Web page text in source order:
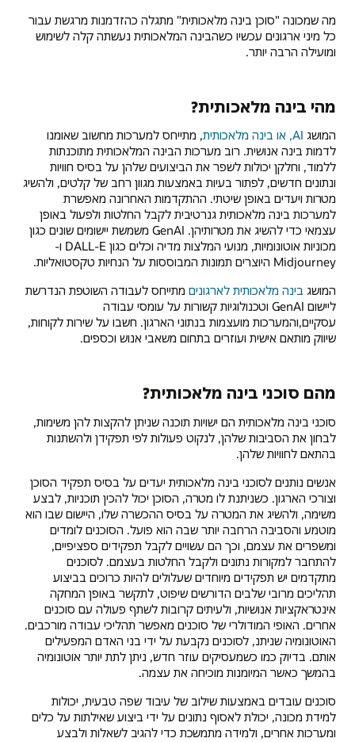
מה שמכונה "סוכן בינה מלאכותית" מתגלה כהזדמנות מרגשת עבור
כל מיני ארגונים עכשיו כשהבינה המלאכותית נעשתה קלה לשימוש
ומועילה הרבה יותר.
מהי בינה מלאכותית?
המושג AI, או בינה מלאכותית
, מתייחס למערכות מחשוב שאומנו
לדמות בינה אנושית. רוב מערכות הבינה המלאכותית מתוכנתות
ללמוד, וחלקן יכולות לשפר את הביצועים שלהן על בסיס חוויות
ונתונים חדשים, לפתור בעיות באמצעות מגוון רחב של קלטים, ולהשיג
מטרות ויעדים באופן שיטתי. ההתקדמות האחרונה מאפשרת
למערכות בינה מלאכותית גנרטיבית לקבל החלטות ולפעול באופן
עצמאי כדי להשיג את מטרותיהן. GenAI משמשת יישומים שונים כגון
מכוניות אוטונומיות, מנועי המלצות מדיה וכלים כגון DALL-E ו-
Midjourney היוצרים תמונות המבוססות על הנחיות טקסטואליות.
המושג בינה מלאכותית לארגונים מתייחס לעבודה השוטפת הנדרשת
ליישום GenAI וטכנולוגיות קשורות על עומסי עבודה
עסקיים,והמערכות מועצמות בנתוני הארגון. חשבו על שירות לקוחות,
שיווק מותאם אישית ועוזרים בתחום משאבי אנוש וכספים.
מהם סוכני בינה מלאכותית?
סוכני בינה מלאכותית הם ישויות תוכנה שניתן להקצות להן משימות,
לבחון את הסביבות שלהן, לנקוט פעולות לפי תפקידן ולהשתנות
בהתאם לחוויות שלהן.
אנשים נותנים לסוכני בינה מלאכותית יעדים על בסיס תפקיד הסוכן
וצורכי הארגון. כשניתנת לו מטרה, הסוכן יכול להכין תוכניות, לבצע
משימה, ולהשיג את המטרה על בסיס ההכשרה שלו, היישום שבו הוא
מוטמע והסביבה הרחבה יותר שבה הוא פועל. הסוכנים לומדים
ומשפרים את עצמם, וכך הם עשויים לקבל תפקידים ספציפיים,
להתחבר למקורות נתונים ולקבל החלטות בעצמם. לסוכנים
מתקדמים יש תפקידים מיוחדים שעלולים להיות כרוכים בביצוע
תהליכים מרובי שלבים הדורשים שיפוט, לתקשר באופן המחקה
אינטראקציות אנושיות, ולעיתים קרובות לשתף פעולה עם סוכנים
אחרים. האופי המודולרי של סוכנים מאפשר תהליכי עבודה מורכבים.
האוטונומיה שניתנ, לסוכנים נקבעת על ידי בני האדם המפעילים
אותם. בדיוק כמו כשמעסיקים עוזר חדש, ניתן לתת יותר אוטונומיה
בהמשך כאשר המיומנות מוכיחה את עצמה.
סוכנים עובדים באמצעות שילוב של עיבוד שפה טבעית, יכולות
למידת מכונה, יכולת לאסוף נתונים על ידי ביצוע שאילתות על כלים
ומערכות אחרים, ולמידה מתמשכת כדי להגיב לשאלות ולבצע